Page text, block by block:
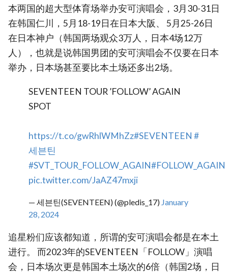
本两国的超大型体育场举办安可演唱会，3月30-31日
在韩国仁川，5月18-19日在日本大阪、 5月25-26日
在日本神户（韩国两场观众3万人，日本4场12万
人），也就是说韩国男团的安可演唱会不仅要在日本
举办，日本场甚至要比本土场还多出2场。
SEVENTEEN TOUR ’FOLLOW’ AGAIN
SPOT
https://t.co/gwRhlWMhZz#SEVENTEEN #
세븐틴
#SVT_TOUR_FOLLOW_AGAIN#FOLLOW_AGAIN
pic.twitter.com/JaAZ47mxji
— 세븐틴(SEVENTEEN) (@pledis_17) January
28, 2024
追星粉们应该都知道，所谓的安可演唱会都是在本土
进行。 而2023年的SEVENTEEN「FOLLOW」演唱
会，日本场次更是韩国本土场次的6倍（韩国2场，日